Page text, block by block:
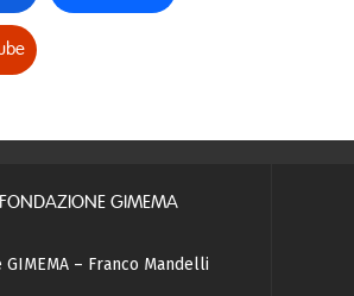
FONDAZIONE GIMEMA
GIMEMA – Franco Mandelli